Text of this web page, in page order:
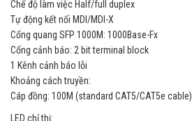
Chế độ làm việc Half/full duplex
Tự động kết nối MDI/MDI-X
Cổng quang SFP 1000M: 1000Base-Fx
Cổng cảnh báo: 2 bit terminal block
1 Kênh cảnh báo lỗi
Khoảng cách truyền:
Cáp đồng: 100M (standard CAT5/CAT5e cable)
LED chỉ thị: